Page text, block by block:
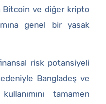
Bitcoin ve diğer kripto
genel bir yasak
risk potansiyeli
Bangladeş ve
tamamen